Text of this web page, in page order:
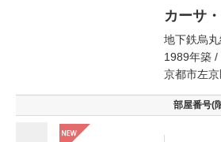
カーサ
地下鉄烏
1989年築 /
京都市左
部屋番号(